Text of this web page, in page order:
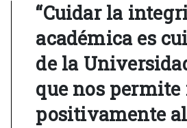
“Cuidar la
académica es
de la
que nos
positivamente